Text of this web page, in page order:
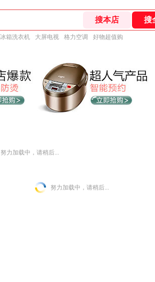
冰箱洗衣机 大屏电视 格力空调 好物超值购
努力加载中，请稍后...
努力加载中，请稍后...